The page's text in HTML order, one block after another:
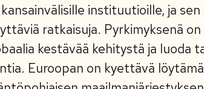
instituutioille, ja
ratkaisuja. Pyrkimyksenä
kestävää kehitystä ja luoda
Euroopan on kyettävä